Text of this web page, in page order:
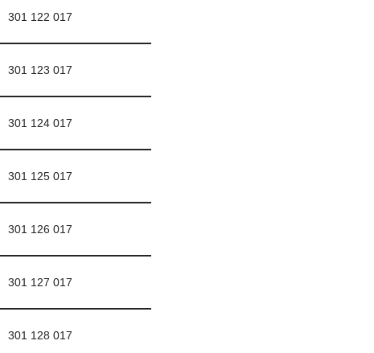
301 122 017
301 123 017
301 124 017
301 125 017
301 126 017
301 127 017
301 128 017